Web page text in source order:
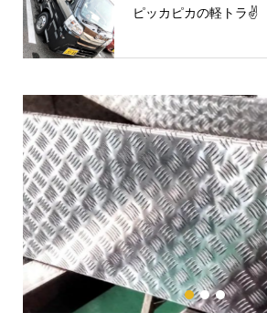
ピッカピカの軽トラ✌
1 2 3